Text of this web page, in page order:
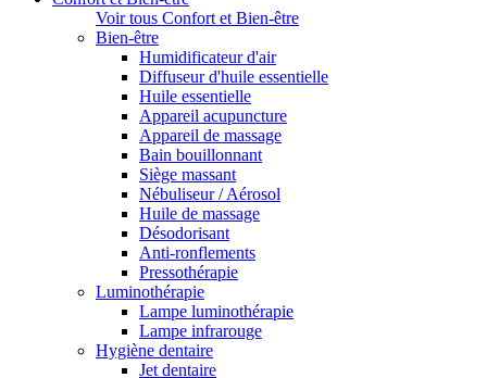
Voir tous Confort et Bien-être
Bien-être
Humidificateur d'air
Diffuseur d'huile essentielle
Huile essentielle
Appareil acupuncture
Appareil de massage
Bain bouillonnant
Siège massant
Nébuliseur / Aérosol
Huile de massage
Désodorisant
Anti-ronflements
Pressothérapie
Luminothérapie
Lampe luminothérapie
Lampe infrarouge
Hygiène dentaire
Jet dentaire